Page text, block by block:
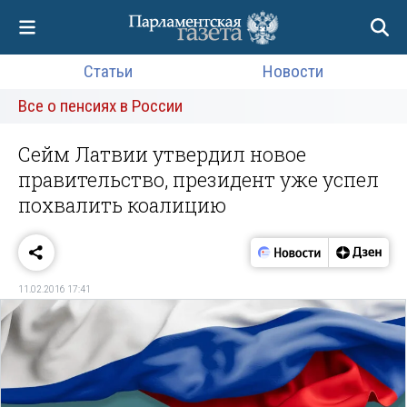
Статьи
Новости
Все о пенсиях в России
Сейм Латвии утвердил новое
правительство, президент уже успел
похвалить коалицию
11.02.2016 17:41